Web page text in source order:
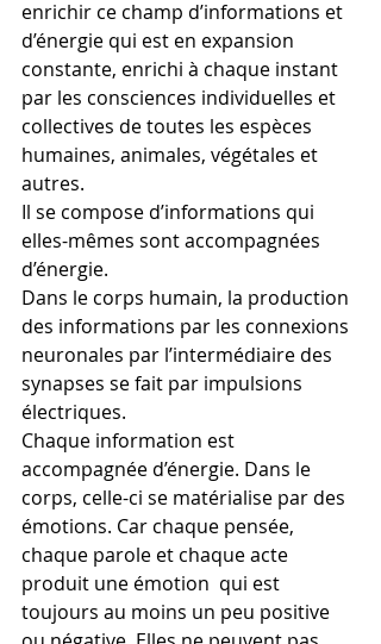
enrichir ce champ d’informations et
d’énergie qui est en expansion
constante, enrichi à chaque instant
par les consciences individuelles et
collectives de toutes les espèces
humaines, animales, végétales et
autres.
Il se compose d’informations qui
elles-mêmes sont accompagnées
d’énergie.
Dans le corps humain, la production
des informations par les connexions
neuronales par l’intermédiaire des
synapses se fait par impulsions
électriques.
Chaque information est
accompagnée d’énergie. Dans le
corps, celle-ci se matérialise par des
émotions. Car chaque pensée,
chaque parole et chaque acte
produit une émotion  qui est
toujours au moins un peu positive